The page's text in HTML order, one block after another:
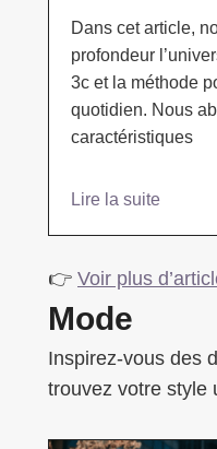
Dans cet article,
profondeur
3c et la méthode
quotidien. Nous
caractéristiques
Lire la suite
👉 Voir plus
Mode
Inspirez-vous des
trouvez votre style